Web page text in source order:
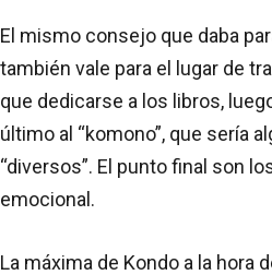
El mismo consejo que daba
también vale para el lugar de
que dedicarse a los libros,
último al “komono”, que sería
“diversos”. El punto final son
emocional.
La máxima de Kondo a la hora